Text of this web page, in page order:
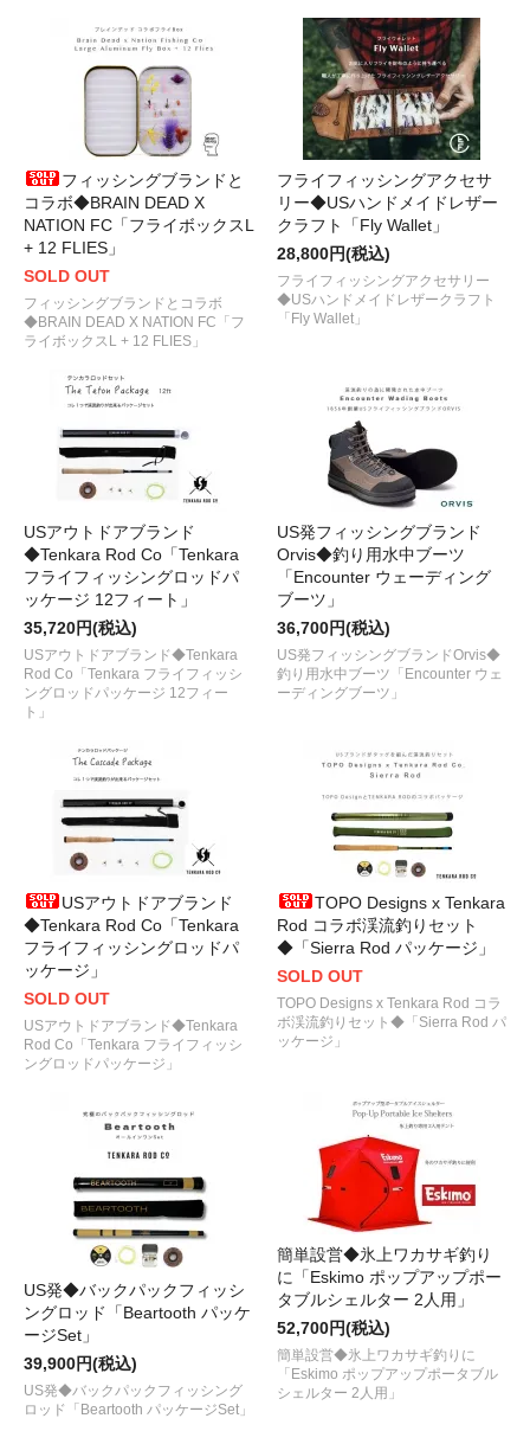
フィッシングブランドと
コラボ◆BRAIN DEAD X
NATION FC「フライボックスL
+ 12 FLIES」
SOLD OUT
フィッシングブランドとコラボ
◆BRAIN DEAD X NATION FC「フ
ライボックスL + 12 FLIES」
フライフィッシングアクセサ
リー◆USハンドメイドレザー
クラフト「Fly Wallet」
28,800円(税込)
フライフィッシングアクセサリー
◆USハンドメイドレザークラフト
「Fly Wallet」
USアウトドアブランド
◆Tenkara Rod Co「Tenkara
フライフィッシングロッドパ
ッケージ 12フィート」
35,720円(税込)
USアウトドアブランド◆Tenkara
Rod Co「Tenkara フライフィッシ
ングロッドパッケージ 12フィー
ト」
US発フィッシングブランド
Orvis◆釣り用水中ブーツ
「Encounter ウェーディング
ブーツ」
36,700円(税込)
US発フィッシングブランドOrvis◆
釣り用水中ブーツ「Encounter ウェ
ーディングブーツ」
USアウトドアブランド
◆Tenkara Rod Co「Tenkara
フライフィッシングロッドパ
ッケージ」
SOLD OUT
USアウトドアブランド◆Tenkara
Rod Co「Tenkara フライフィッシ
ングロッドパッケージ」
TOPO Designs x Tenkara
Rod コラボ渓流釣りセット
◆「Sierra Rod パッケージ」
SOLD OUT
TOPO Designs x Tenkara Rod コラ
ボ渓流釣りセット◆「Sierra Rod パ
ッケージ」
US発◆バックパックフィッシ
ングロッド「Beartooth パッケ
ージSet」
39,900円(税込)
US発◆バックパックフィッシング
ロッド「Beartooth パッケージSet」
簡単設営◆氷上ワカサギ釣り
に「Eskimo ポップアップポー
タブルシェルター 2人用」
52,700円(税込)
簡単設営◆氷上ワカサギ釣りに
「Eskimo ポップアップポータブル
シェルター 2人用」